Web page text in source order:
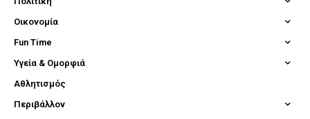
Οικονομία
Fun Time
Υγεία & Ομορφιά
Αθλητισμός
Περιβάλλον